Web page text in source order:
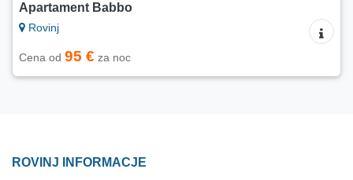
Apartament Babbo
Rovinj
Cena od 95 € za noc
ROVINJ INFORMACJE